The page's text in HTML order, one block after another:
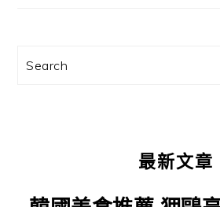
訊
Search
最新文章